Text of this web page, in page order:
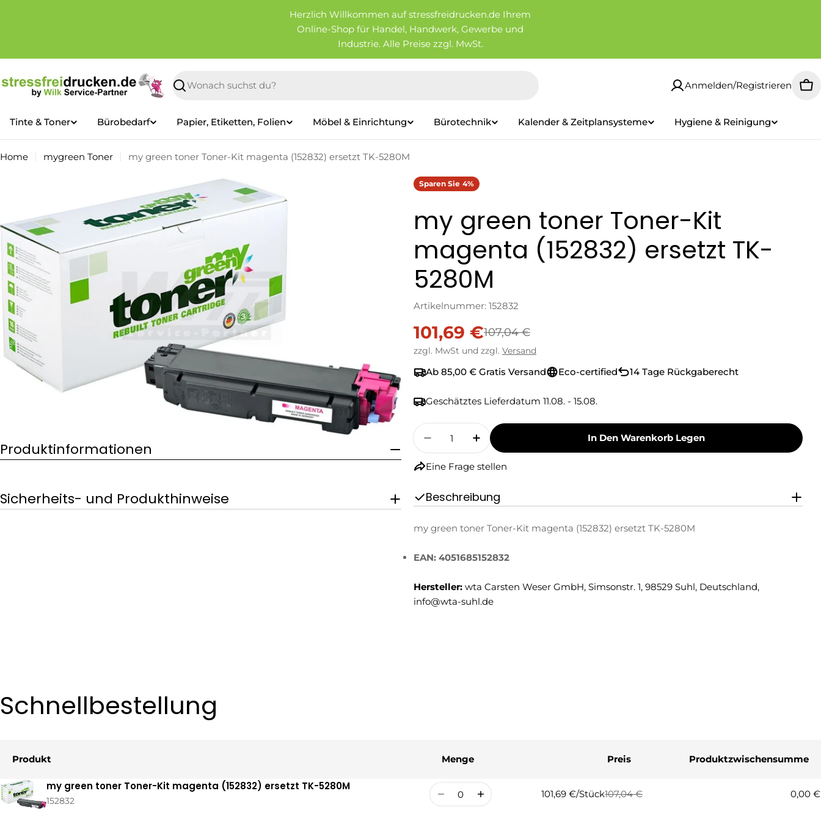
Herzlich Willkommen auf stressfreidrucken.de Ihrem
Online-Shop für Handel, Handwerk, Gewerbe und
Industrie. Alle Preise zzgl. MwSt.
Suchen
Anmelden/Registrieren
Tinte & Toner Bürobedarf Papier, Etiketten, Folien Möbel & Einrichtung Bürotechnik Kalender & Zeitplansysteme Hygiene & Reinigung
Home mygreen Toner my green toner Toner-Kit magenta (152832) ersetzt TK-5280M
Produktinformationen
Sie das Medium 0 im Modalformat
Produktinformationen
Sicherheits- und Produkthinweise
Sparen Sie 4%
my green toner Toner-Kit
magenta (152832) ersetzt TK-
5280M
Artikelnummer: 152832
Verkaufspreis
101,69 €
Regulärer
Preis
107,04 €
zzgl. MwSt und zzgl. Versand
Ab 85,00 € Gratis Versand Eco-certified 14 Tage Rückgaberecht
Geschätztes Lieferdatum 11.08. - 15.08.
Menge
Menge Für My Green Toner Toner-Kit Magenta (152832) Ersetzt TK-
Menge Für My Green Toner Toner-Kit Magenta (152832)
In Den Warenkorb Legen
Eine Frage stellen
Die mit * gekennzeichneten
Beschreibung
my green toner Toner-Kit magenta (152832) ersetzt TK-5280M
EAN: 4051685152832
Hersteller: wta Carsten Weser GmbH, Simsonstr. 1, 98529 Suhl, Deutschland,
info@wta-suhl.de
Schnellbestellung
Ihr
Warenkorb
Produkt Menge Preis Produktzwischensumme
my green toner Toner-Kit magenta (152832) ersetzt TK-5280M
152832
Menge 101,69 €/Stück
Regulärer
107,04 €
Verkaufspreis
0,00 €